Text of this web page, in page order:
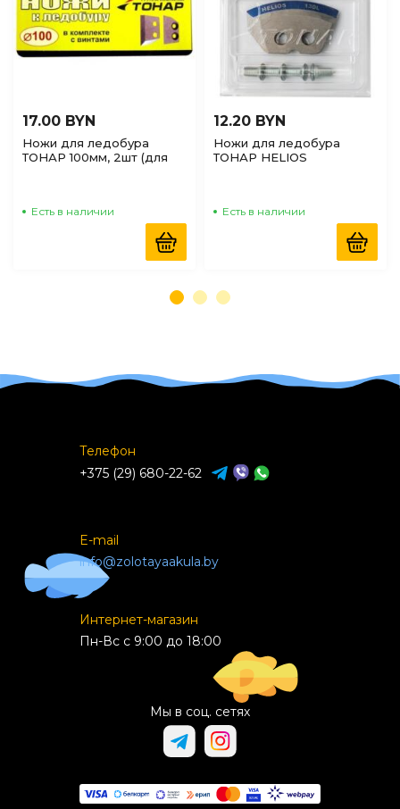
17.00 BYN
Ножи для ледобура
ТОНАР 100мм, 2шт (для
Есть в наличии
12.20 BYN
Ножи для ледобура
ТОНАР HELIOS
Есть в наличии
Телефон
+375 (29) 680-22-62
E-mail
info@zolotayaakula.by
Интернет-магазин
Пн-Вс с 9:00 до 18:00
Мы в соц. сетях